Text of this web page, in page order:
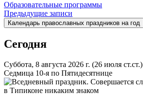
Образовательные программы
Навигация
по
записям
Предыдущие записи
Календарь православных праздников на год
Сегодня
Суббота, 8 августа 2026 г. (26 июля ст.ст.)
Седмица 10-я по Пятидесятнице